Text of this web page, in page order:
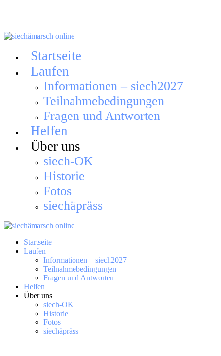
Startseite
Laufen
Informationen – siech2027
Teilnahmebedingungen
Fragen und Antworten
Helfen
Über uns
siech-OK
Historie
Fotos
siechäpräss
Startseite
Laufen
Informationen – siech2027
Teilnahmebedingungen
Fragen und Antworten
Helfen
Über uns
siech-OK
Historie
Fotos
siechäpräss